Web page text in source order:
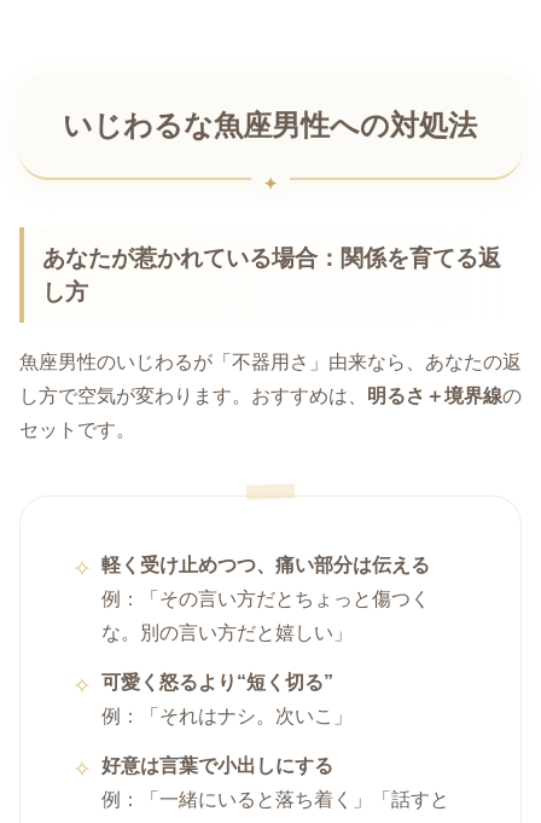
いじわるな魚座男性への対処法
あなたが惹かれている場合：関係を育てる返
し方
魚座男性のいじわるが「不器用さ」由来なら、あなたの返
し方で空気が変わります。おすすめは、 明るさ＋境界線の
セットです。
軽く受け止めつつ、痛い部分は伝える
例：「その言い方だとちょっと傷つく
な。別の言い方だと嬉しい」
可愛く怒るより“短く切る”
例：「それはナシ。次いこ」
好意は言葉で小出しにする
例：「一緒にいると落ち着く」「話すと